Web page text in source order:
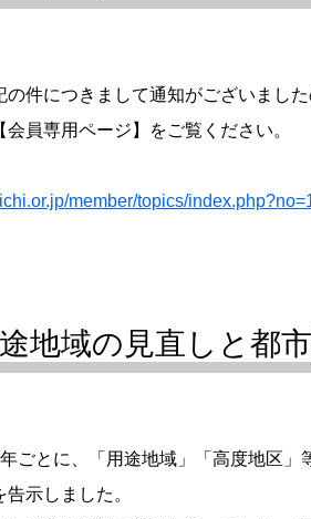
件につきまして通知がございました
員専用ページ】をご覧ください。
member/topics/
途地域の見直しと都
ごとに、「用途地域」「高度地区
告示しました。